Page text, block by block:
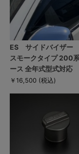
ES サイドバイザー
スモークタイプ 200
ース 全年式型式対応
￥16,500 (税込)